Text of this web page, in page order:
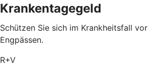
Krankentagegeld
Schützen Sie sich im Krankheitsfall
Engpässen.
R+V